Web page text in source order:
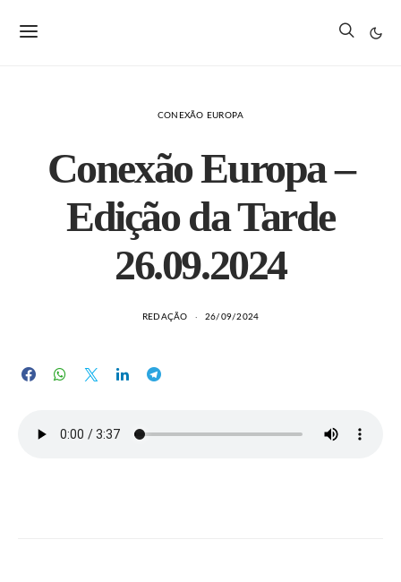
CONEXÃO EUROPA
Conexão Europa –
Edição da Tarde
26.09.2024
REDAÇÃO 26/09/2024